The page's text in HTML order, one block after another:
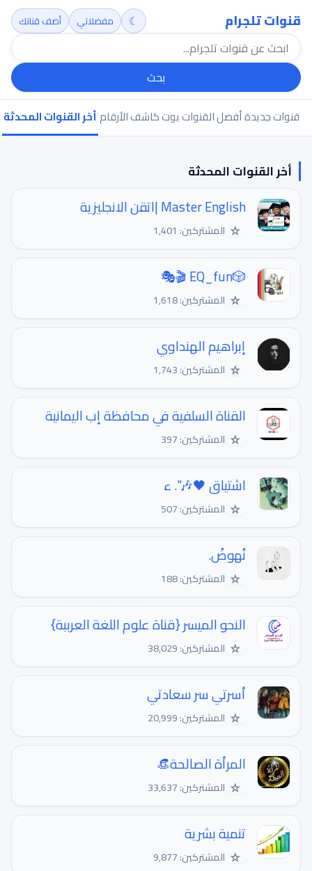
قنوات تلجرام
بحث
☾ مفضلاتي أضف قناتك
قنوات جديدةأفضل القنواتبوت كاشف الأرقام أخر القنوات المحدثة
أخر القنوات المحدثة
Master English |اتقن الانجليزية
☆ المشتركين: 1,401
🎲EQ_fun 🎬🎭
☆ المشتركين: 1,618
إبراهيم الهنداوي
☆ المشتركين: 1,743
القناة السلفية في محافظة إب اليمانية
☆ المشتركين: 397
اشتياق 🖤️🎶". ء
☆ المشتركين: 507
نُهوضْ.
☆ المشتركين: 188
النحو الميسر {قناة علوم اللغة العرببة}
☆ المشتركين: 38,029
أسرتي سر سعادتي
☆ المشتركين: 20,999
المرأة الصالحة👒
☆ المشتركين: 33,637
تنمية بشرية
☆ المشتركين: 9,877